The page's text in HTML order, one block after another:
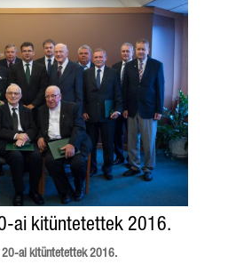
ai kitüntetettek 2016.
20-ai kitüntetettek 2016.